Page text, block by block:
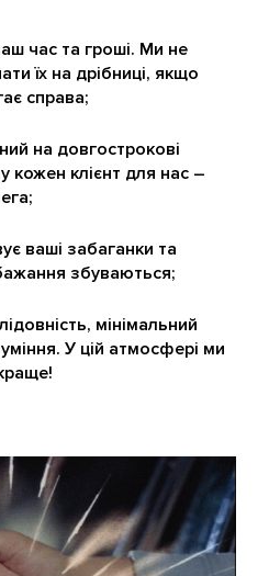
час та гроші. Ми не
їх на дрібниці, якщо
справа;
на довгострокові
кожен клієнт для нас –
ваші забаганки та
збуваються;
мінімальний
У цій атмосфері ми